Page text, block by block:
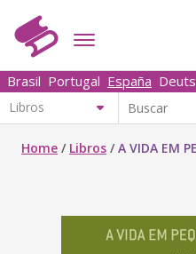
Brasil Portugal España
Home / Libros /A VIDA EM